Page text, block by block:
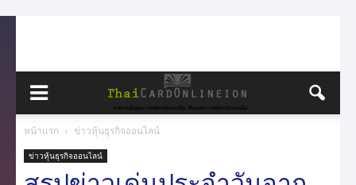
หน้าแรก ข่าวหุ้นธุรกิจออนไลน์
ข่าวหุ้นธุรกิจออนไลน์